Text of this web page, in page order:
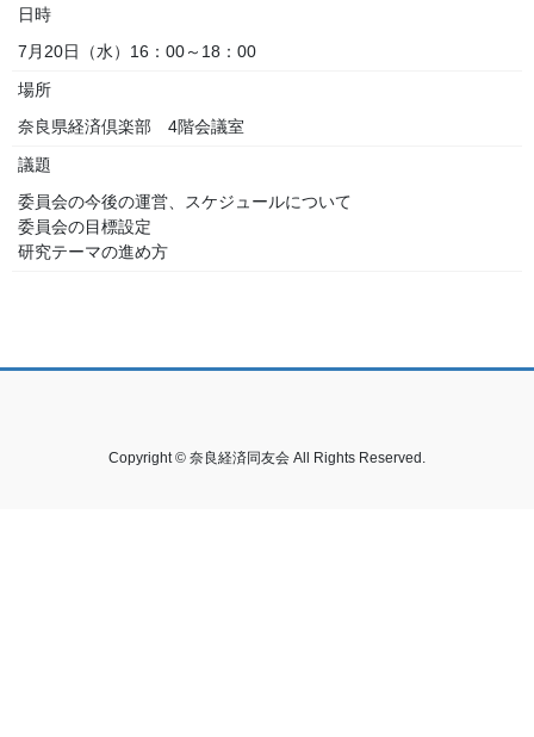
日時
7月20日（水）16：00～18：00
場所
奈良県経済倶楽部 4階会議室
議題
委員会の今後の運営、スケジュールについて
委員会の目標設定
研究テーマの進め方
Copyright © 奈良経済同友会 All Rights Reserved.